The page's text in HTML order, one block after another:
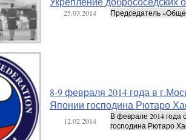
25.03.2014 Председатель
8-9 февраля 2014 года в
Японии господина Рютаро
12.02.2014
В феврале 2014
господина Рютаро